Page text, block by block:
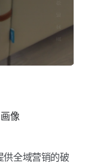
像
供全域营销的破